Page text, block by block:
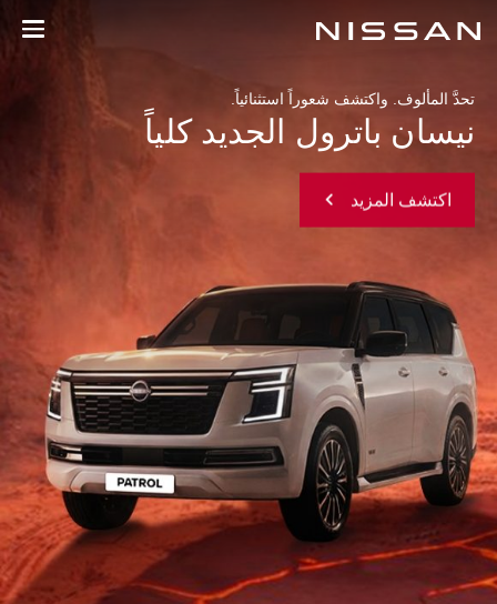
إلى
نيسان موتور إيجيبت
تحدَّ المألوف. واكتشف شعوراً استثنائياً.
نيسان باترول الجديد كلياً
اكتشف المزيد